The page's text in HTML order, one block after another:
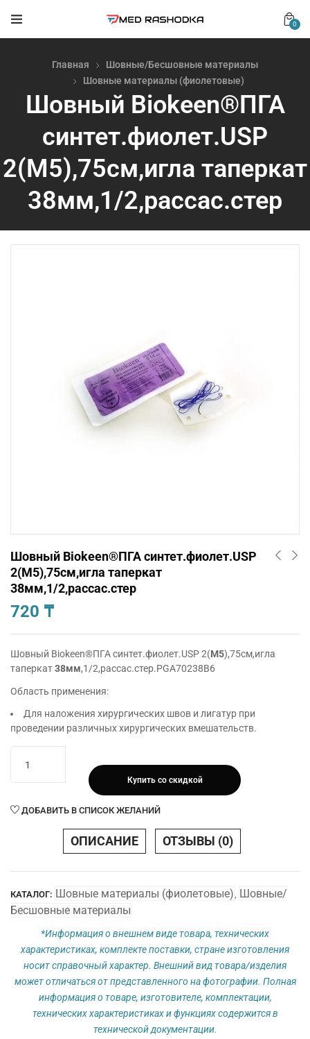
0
Главная
Шовные/Бесшовные материалы
Шовные материалы (фиолетовые)
Шовный Biokeen®ПГА
синтет.фиолет.USP
2(М5),75см,игла таперкат
38мм,1/2,рассас.стер
Шовный Biokeen®ПГА синтет.фиолет.USP
2(М5),75см,игла таперкат
38мм,1/2,рассас.стер
720 ₸
Шовный Biokeen®ПГА синтет.фиолет.USP 2(М5),75см,игла
таперкат38мм,1/2,рассас.стер.PGA70238В6
Область применения:
Для наложения хирургических швов и лигатур при
проведении различных хирургических вмешательств.
товара
Шовный
синтет.фиолет.USP
Купить со скидкой
ДОБАВИТЬ В СПИСОК ЖЕЛАНИЙ
ОПИСАНИЕ ОТЗЫВЫ (0)
КАТАЛОГ: Шовные материалы (фиолетовые), Шовные/
Бесшовные материалы
*Информация о внешнем виде товара, технических
характеристиках, комплекте поставки, стране изготовления
носит справочный характер. Внешний вид товара/изделия
может отличаться от представленного на фотографии. Полная
информация о товаре, изготовителе, комплектации,
технических характеристиках и функциях содержится в
технической документации.